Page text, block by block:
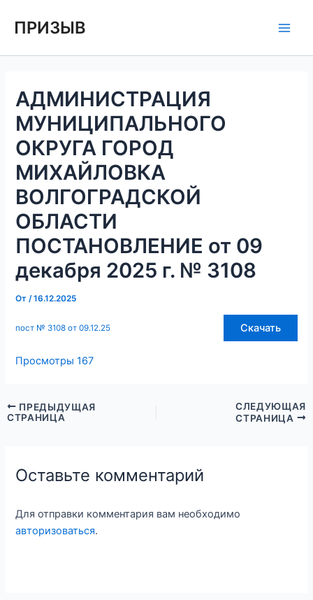
ПРИЗЫВ
АДМИНИСТРАЦИЯ
МУНИЦИПАЛЬНОГО
ОКРУГА ГОРОД
МИХАЙЛОВКА
ВОЛГОГРАДСКОЙ
ОБЛАСТИ
ПОСТАНОВЛЕНИЕ от 09
декабря 2025 г. № 3108
От /16.12.2025
пост № 3108 от 09.12.25 Скачать
Просмотры 167
по
ПРЕДЫДУЩАЯ
СТРАНИЦА
СЛЕДУЮЩАЯ
СТРАНИЦА
Оставьте комментарий
Для отправки комментария вам необходимо
авторизоваться.